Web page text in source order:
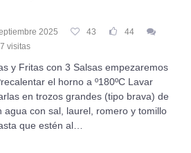
2025 43
44
visitas
y Fritas con 3 Salsas empezaremos
el horno a º180ºC Lavar
en trozos grandes (tipo brava) de
agua con sal, laurel, romero y tomillo
que estén al…